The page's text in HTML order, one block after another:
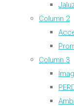
Column 2
Column 3